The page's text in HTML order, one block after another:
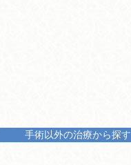
手術以外の治療から探す